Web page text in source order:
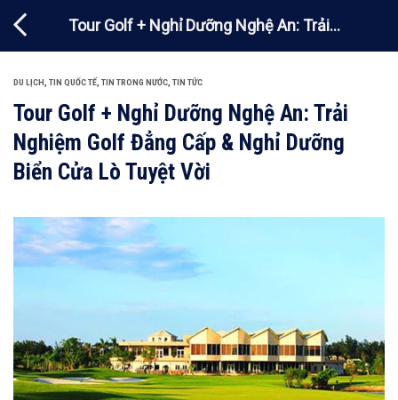
đến
Tour Golf + Nghỉ Dưỡng Nghệ An: Trải
Nghiệm Golf Đẳng Cấp & Nghỉ Dưỡng Biển
Cửa Lò Tuyệt Vời
DU LỊCH TIN QUỐC TẾ TIN TRONG NƯỚC TIN TỨC
Tour Golf + Nghỉ Dưỡng Nghệ An: Trải
Nghiệm Golf Đẳng Cấp & Nghỉ Dưỡng
Biển Cửa Lò Tuyệt Vời